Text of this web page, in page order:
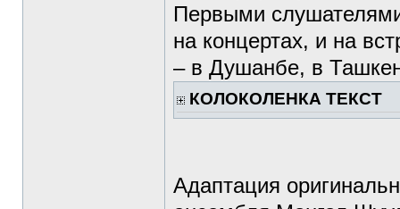
Первыми
на концертах, и на
– в Душанбе, в
КОЛОКОЛЕНКА ТЕКСТ
Адаптация